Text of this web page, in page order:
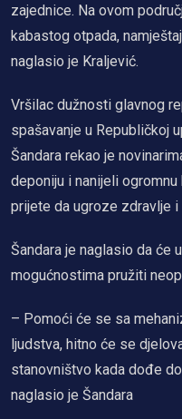
zajednice. Na ovom
kabastog otpada,
naglasio je Kraljević.
Vršilac dužnosti glavnog
spašavanje u Republičkoj
Šandara rekao je
deponiju i nanijeli
prijete da ugroze zdravlje
Šandara je naglasio da će
mogućnostima pružiti
– Pomoći će se sa
ljudstva, hitno će se
stanovništvo kada dođe
naglasio je Šandara